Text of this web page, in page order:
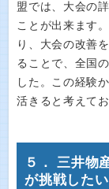
盟では、大会の
ことが出来ます
り、大会の改善
ることで、全国
した。この経験
活きると考えてお
５． 三井物
が挑戦した